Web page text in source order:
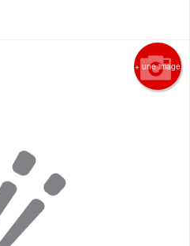
+ une image